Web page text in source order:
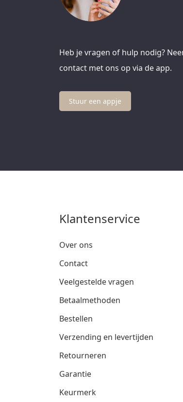
Heb je vragen of hulp nodig?
contact met ons op via de app.
Stuur een appje
Klantenservice
Over ons
Contact
Veelgestelde vragen
Betaalmethoden
Bestellen
Verzending en levertijden
Retourneren
Garantie
Keurmerk